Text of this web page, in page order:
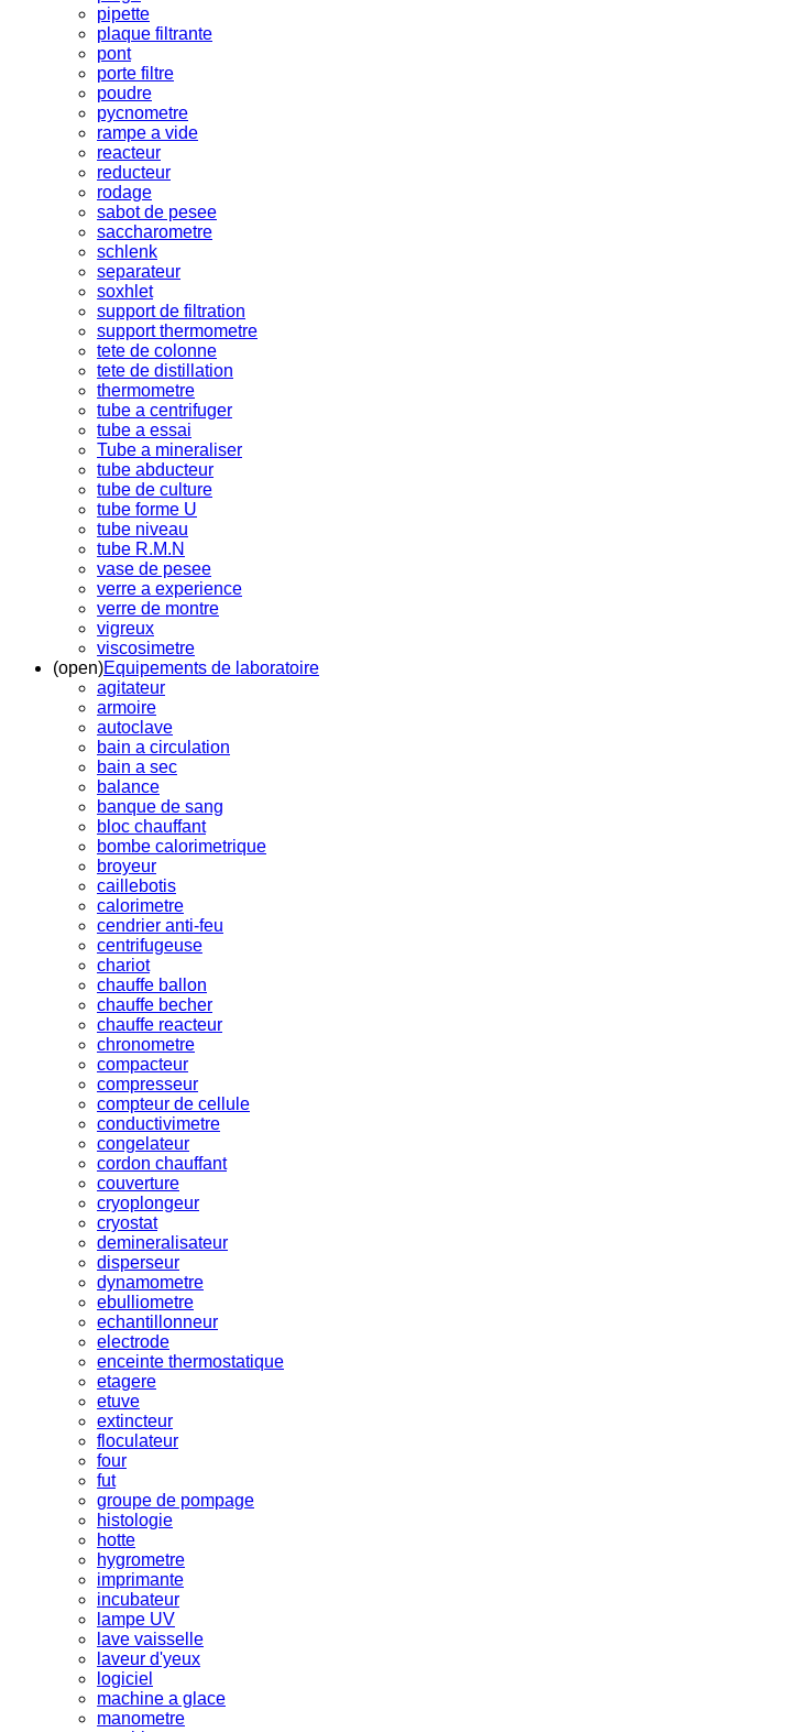
pipette
plaque filtrante
pont
porte filtre
poudre
pycnometre
rampe a vide
reacteur
reducteur
rodage
sabot de pesee
saccharometre
schlenk
separateur
soxhlet
support de filtration
support thermometre
tete de colonne
tete de distillation
thermometre
tube a centrifuger
tube a essai
Tube a mineraliser
tube abducteur
tube de culture
tube forme U
tube niveau
tube R.M.N
vase de pesee
verre a experience
verre de montre
vigreux
viscosimetre
(open)Equipements de laboratoire
agitateur
armoire
autoclave
bain a circulation
bain a sec
balance
banque de sang
bloc chauffant
bombe calorimetrique
broyeur
caillebotis
calorimetre
cendrier anti-feu
centrifugeuse
chariot
chauffe ballon
chauffe becher
chauffe reacteur
chronometre
compacteur
compresseur
compteur de cellule
conductivimetre
congelateur
cordon chauffant
couverture
cryoplongeur
cryostat
demineralisateur
disperseur
dynamometre
ebulliometre
echantillonneur
electrode
enceinte thermostatique
etagere
etuve
extincteur
floculateur
four
fut
groupe de pompage
histologie
hotte
hygrometre
imprimante
incubateur
lampe UV
lave vaisselle
laveur d'yeux
logiciel
machine a glace
manometre